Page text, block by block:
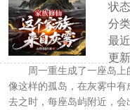
状
分
最
更
周一重生成了一座岛上
像这样的孤岛，在灰雾中
去之时，每座岛屿附近，